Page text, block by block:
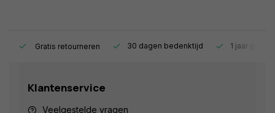
Gratis retourneren 30 dagen bedenktijd 1 jaar
Klantenservice
Veelgestelde vragen